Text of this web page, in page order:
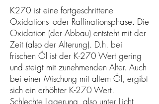
K270 ist eine fortgeschrittene
Oxidations- oder Raffinationsphase. Die
Oxidation (der Abbau) entsteht mit der
Zeit (also der Alterung). D.h. bei
frischen Öl ist der K-270 Wert gering
und steigt mit zunehmenden Alter. Auch
bei einer Mischung mit altem Öl, ergibt
sich ein erhöhter K-270 Wert.
Schlechte Lagerung, also unter Licht